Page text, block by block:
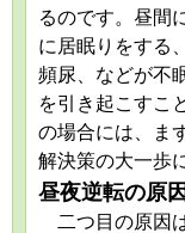
るのです。昼間
に居眠りをする
頻尿、などが不
を引き起こすこ
の場合には、ま
解決策の大一歩
昼夜逆転の原
二つ目の原因